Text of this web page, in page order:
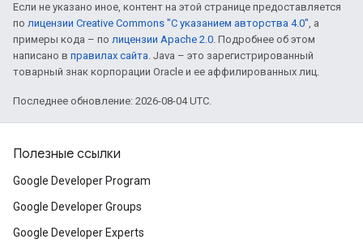
Если не указано иное, контент на этой странице предоставляется
по лицензии Creative Commons "С указанием авторства 4.0", а
примеры кода – по лицензии Apache 2.0. Подробнее об этом
написано в правилах сайта. Java – это зарегистрированный
товарный знак корпорации Oracle и ее аффилированных лиц.
Последнее обновление: 2026-08-04 UTC.
Полезные ссылки
Google Developer Program
Google Developer Groups
Google Developer Experts